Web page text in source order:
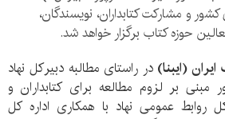
و مشارکت کتابداران، نویسندگان،
حوزه کتاب برگزار خواهد شد.
(ایبنا) در راستای مطالبه دبیرکل نهاد
مبنی بر لزوم مطالعه برای کتابداران و
روابط عمومی نهاد با همکاری اداره کل